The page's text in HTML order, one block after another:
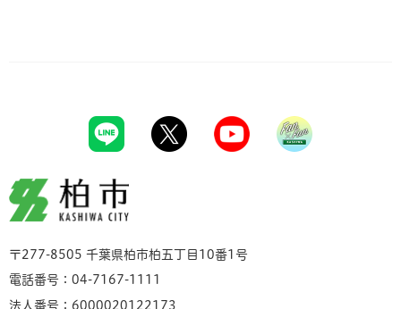
柏市
〒277-8505 千葉県柏市柏五丁目10番1号
電話番号：04-7167-1111
法人番号：6000020122173